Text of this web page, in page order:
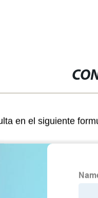
en el siguiente